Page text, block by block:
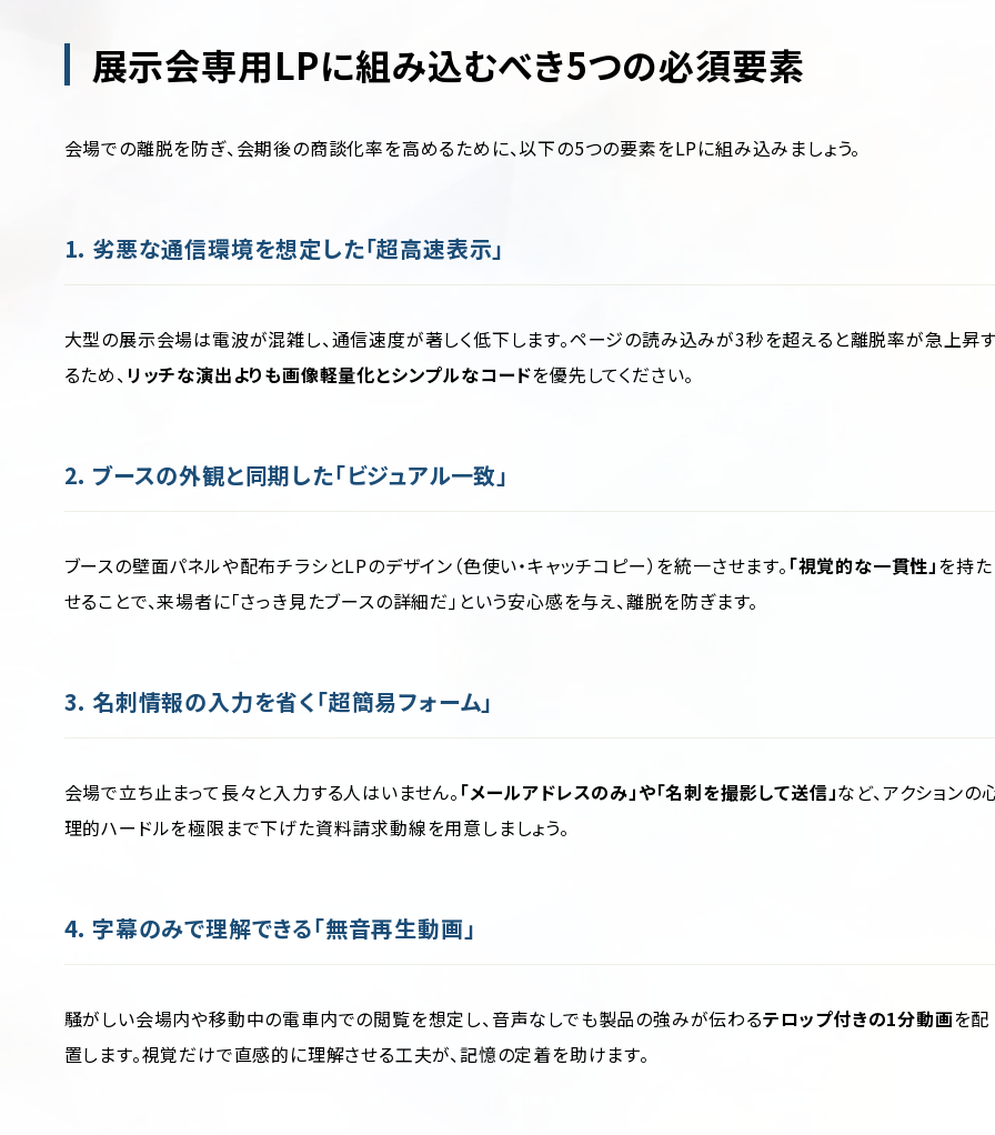
展示会専用LPに組み込むべき5つの必須要素
会場での離脱を防ぎ、会期後の商談化率を高めるために、以下の5つの要素をLPに組み込みましょう。
1. 劣悪な通信環境を想定した「超高速表示」
大型の展示会場は電波が混雑し、通信速度が著しく低下します。ページの読み込みが3秒を超えると離脱率が急上昇
るため、 リッチな演出よりも画像軽量化とシンプルなコードを優先してください。
2. ブースの外観と同期した「ビジュアル一致」
ブースの壁面パネルや配布チラシとLPのデザイン（色使い・キャッチコピー）を統一させます。 「視覚的な一貫性」を持た
せることで、来場者に「さっき見たブースの詳細だ」という安心感を与え、離脱を防ぎます。
3. 名刺情報の入力を省く「超簡易フォーム」
会場で立ち止まって長々と入力する人はいません。 「メールアドレスのみ」や「名刺を撮影して送信」など、アクションの
理的ハードルを極限まで下げた資料請求動線を用意しましょう。
4. 字幕のみで理解できる「無音再生動画」
騒がしい会場内や移動中の電車内での閲覧を想定し、音声なしでも製品の強みが伝わるテロップ付きの1分動画を配
置します。視覚だけで直感的に理解させる工夫が、記憶の定着を助けます。